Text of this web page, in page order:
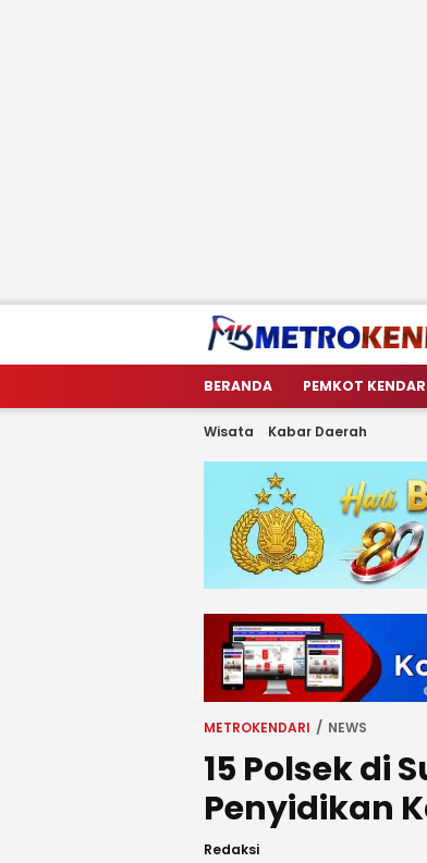
metrokendari
Berita Terkini Sulawesi
BERANDA PEMKOT
Wisata Kabar Daerah
METROKENDARI NEWS
15 Polsek di
Penyidikan
Redaksi